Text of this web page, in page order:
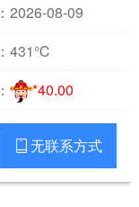
2026-08-09
431℃
*40.00
 无联系方式